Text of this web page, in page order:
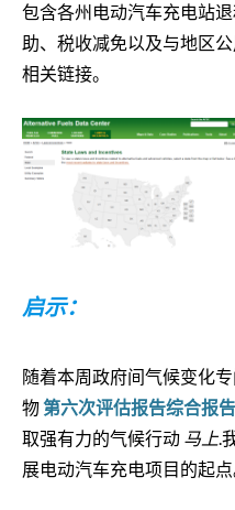
包含各州电动汽车充电站
助、税收减免以及与地区
相关链接。
启示：
随着本周政府间气候变化
物第六次评估报告综合报告
取强有力的气候行动 马上.
展电动汽车充电项目的起点